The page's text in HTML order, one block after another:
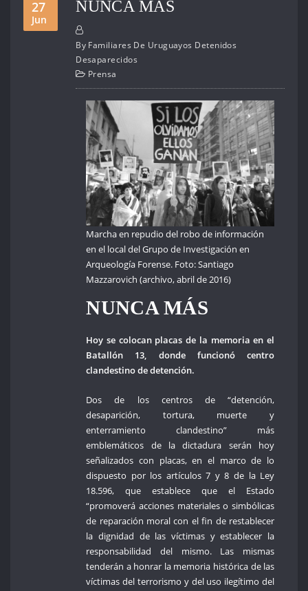
27
Jun
NUNCA MÁS
By Familiares De Uruguayos Detenidos
Desaparecidos
Prensa
Marcha en repudio del robo de información
en el local del Grupo de Investigación en
Arqueología Forense. Foto: Santiago
Mazzarovich (archivo, abril de 2016)
NUNCA MÁS
Hoy se colocan placas de la memoria en el
Batallón 13, donde funcionó centro
clandestino de detención.
Dos de los centros de “detención,
desaparición, tortura, muerte y
enterramiento clandestino” más
emblemáticos de la dictadura serán hoy
señalizados con placas, en el marco de lo
dispuesto por los artículos 7 y 8 de la Ley
18.596, que establece que el Estado
“promoverá acciones materiales o simbólicas
de reparación moral con el fin de restablecer
la dignidad de las víctimas y establecer la
responsabilidad del mismo. Las mismas
tenderán a honrar la memoria histórica de las
víctimas del terrorismo y del uso ilegítimo del